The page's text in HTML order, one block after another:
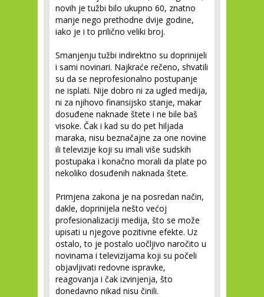
novih je tužbi bilo ukupno 60, znatno
manje nego prethodne dvije godine,
iako je i to prilično veliki broj.
Smanjenju tužbi indirektno su doprinijeli
i sami novinari. Najkraće rečeno, shvatili
su da se neprofesionalno postupanje
ne isplati. Nije dobro ni za ugled medija,
ni za njihovo finansijsko stanje, makar
dosuđene naknade štete i ne bile baš
visoke. Čak i kad su do pet hiljada
maraka, nisu beznačajne za one novine
ili televizije koji su imali više sudskih
postupaka i konačno morali da plate po
nekoliko dosuđenih naknada štete.
Primjena zakona je na posredan način,
dakle, doprinijela nešto većoj
profesionalizaciji medija, što se može
upisati u njegove pozitivne efekte. Uz
ostalo, to je postalo uočljivo naročito u
novinama i televizijama koji su počeli
objavljivati redovne ispravke,
reagovanja i čak izvinjenja, što
donedavno nikad nisu činili.